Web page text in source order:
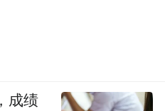
成绩